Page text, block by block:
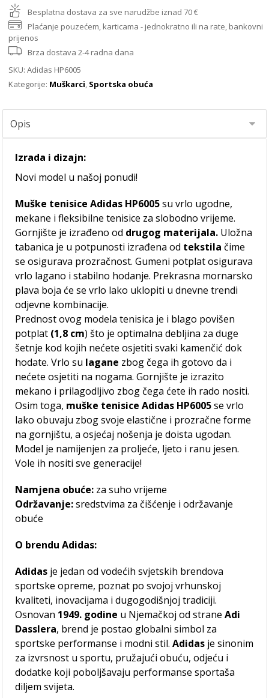
Besplatna dostava za sve narudžbe iznad 70 €
Plaćanje pouzećem, karticama - jednokratno ili na rate, bankovni
prijenos
Brza dostava 2-4 radna dana
SKU:Adidas HP6005
Kategorije: Muškarci, Sportska obuća
Izrada i dizajn:
Novi model u našoj ponudi!
Muške tenisice Adidas HP6005su vrlo ugodne,
mekane i fleksibilne tenisice za slobodno vrijeme.
Gornjište je izrađeno od drugog materijala. Uložna
tabanica je u potpunosti izrađena od tekstila čime
se osigurava prozračnost. Gumeni potplat osigurava
vrlo lagano i stabilno hodanje. Prekrasna mornarsko
plava boja će se vrlo lako uklopiti u dnevne trendi
odjevne kombinacije.
Prednost ovog modela tenisica je i blago povišen
potplat (1,8 cm) što je optimalna debljina za duge
šetnje kod kojih nećete osjetiti svaki kamenčić dok
hodate. Vrlo su lagane zbog čega ih gotovo da i
nećete osjetiti na nogama. Gornjište je izrazito
mekano i prilagodljivo zbog čega ćete ih rado nositi.
Osim toga, muške tenisice Adidas HP6005se vrlo
lako obuvaju zbog svoje elastične i prozračne forme
na gornjištu, a osjećaj nošenja je doista ugodan.
Model je namijenjen za proljeće, ljeto i ranu jesen.
Vole ih nositi sve generacije!
Namjena obuće: za suho vrijeme
Održavanje:sredstvima za čišćenje i održavanje
obuće
O brendu Adidas:
Adidas je jedan od vodećih svjetskih brendova
sportske opreme, poznat po svojoj vrhunskoj
kvaliteti, inovacijama i dugogodišnjoj tradiciji.
Osnovan 1949. godine u Njemačkoj od straneAdi
Dasslera, brend je postao globalni simbol za
sportske performanse i modni stil.Adidas je sinonim
za izvrsnost u sportu, pružajući obuću, odjeću i
dodatke koji poboljšavaju performanse sportaša
diljem svijeta.